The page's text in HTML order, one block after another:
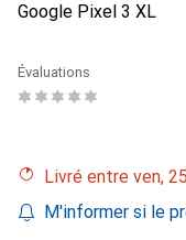
Google Pixel 3 XL
Évaluations
Livré entre ven,
M'informer si le